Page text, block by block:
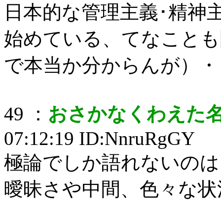
日本的な管理主義･精神
始めている、てなこと
で本当か分からんが）
49 ： おさかなくわえた
07:12:19 ID:NnruRgGY
極論でしか語れないのは
曖昧さや中間、色々な